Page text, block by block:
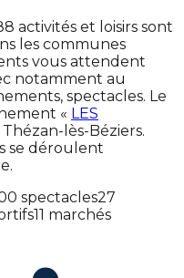
activités et loisirs sont
les communes
vous attendent
notamment au
spectacles. Le
« LES
Thézan-lès-Béziers.
se déroulent
spectacles27
11 marchés